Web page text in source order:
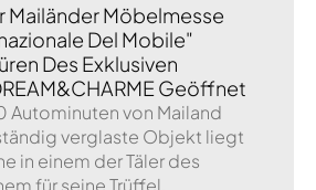
Mailänder Möbelmesse
Del Mobile"
Des Exklusiven
Geöffnet
Autominuten von Mailand
verglaste Objekt liegt
in einem der Täler des
für seine Trüffel,